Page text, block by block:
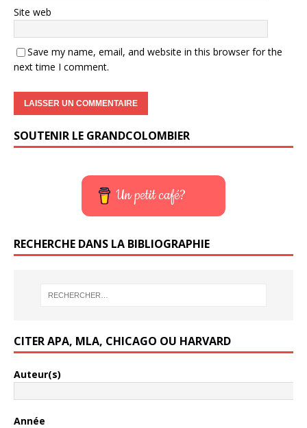
Site web
Save my name, email, and website in this browser for the
next time I comment.
SOUTENIR LE GRANDCOLOMBIER
Un petit café?
RECHERCHE DANS LA BIBLIOGRAPHIE
CITER APA, MLA, CHICAGO OU HARVARD
Auteur(s)
Année